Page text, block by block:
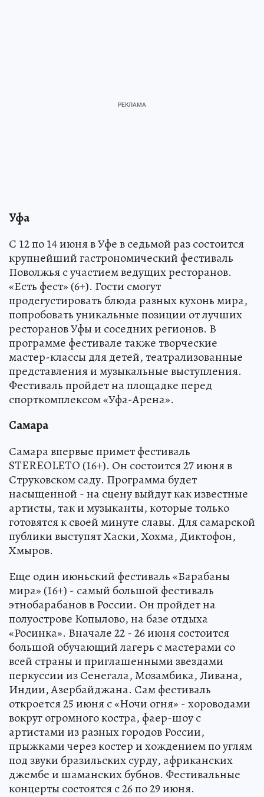
Уфа
С 12 по 14 июня в Уфе в седьмой раз состоится
крупнейший гастрономический фестиваль
Поволжья с участием ведущих ресторанов.
«Есть фест» (6+). Гости смогут
продегустировать блюда разных кухонь мира,
попробовать уникальные позиции от лучших
ресторанов Уфы и соседних регионов. В
программе фестивале также творческие
мастер-классы для детей, театрализованные
представления и музыкальные выступления.
Фестиваль пройдет на площадке перед
спорткомплексом «Уфа-Арена».
Самара
Самара впервые примет фестиваль
STEREOLETO (16+). Он состоится 27 июня в
Струковском саду. Программа будет
насыщенной - на сцену выйдут как известные
артисты, так и музыканты, которые только
готовятся к своей минуте славы. Для самарской
публики выступят Хаски, Хохма, Диктофон,
Хмыров.
Еще один июньский фестиваль «Барабаны
мира» (16+) - самый большой фестиваль
этнобарабанов в России. Он пройдет на
полуострове Копылово, на базе отдыха
«Росинка». Вначале 22 - 26 июня состоится
большой обучающий лагерь с мастерами со
всей страны и приглашенными звездами
перкуссии из Сенегала, Мозамбика, Ливана,
Индии, Азербайджана. Сам фестиваль
откроется 25 июня с «Ночи огня» - хороводами
вокруг огромного костра, фаер-шоу с
артистами из разных городов России,
прыжками через костер и хождением по углям
под звуки бразильских сурду, африканских
джембе и шаманских бубнов. Фестивальные
концерты состоятся с 26 по 29 июня.